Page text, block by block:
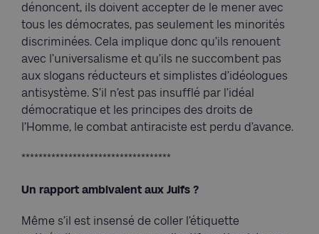
dénoncent, ils doivent accepter de le mener avec
tous les démocrates, pas seulement les minorités
discriminées. Cela implique donc qu’ils renouent
avec l’universalisme et qu’ils ne succombent pas
aux slogans réducteurs et simplistes d’idéologues
antisystème. S’il n’est pas insufflé par l’idéal
démocratique et les principes des droits de
l’Homme, le combat antiraciste est perdu d’avance.
***********************************
Un rapport ambivalent aux Juifs ?
Même s’il est insensé de coller l’étiquette